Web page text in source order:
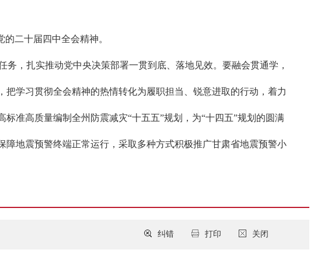
二十届四中全会精神。
，扎实推动党中央决策部署一贯到底、落地见效。要融会贯通学，
学习贯彻全会精神的热情转化为履职担当、锐意进取的行动，着力
准高质量编制全州防震减灾“十五五”规划，为“十四五”规划的圆满
地震预警终端正常运行，采取多种方式积极推广甘肃省地震预警小
关闭
打印
纠错